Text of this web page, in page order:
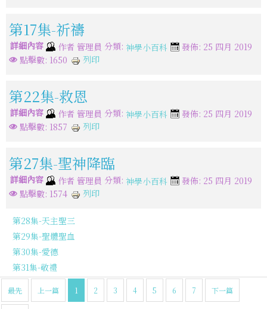
第17集-祈禱
詳細內容 作者 管理員 分類: 神學小百科
發佈: 25 四月 2019
點擊數: 1650
列印
第22集-救恩
詳細內容 作者 管理員 分類: 神學小百科
發佈: 25 四月 2019
點擊數: 1857
列印
第27集-聖神降臨
詳細內容 作者 管理員 分類: 神學小百科
發佈: 25 四月 2019
點擊數: 1574
列印
第28集-天主聖三
第29集-聖體聖血
第30集-愛德
第31集-敬禮
最先 上一篇 1 2 3 4 5 6 7 下一篇